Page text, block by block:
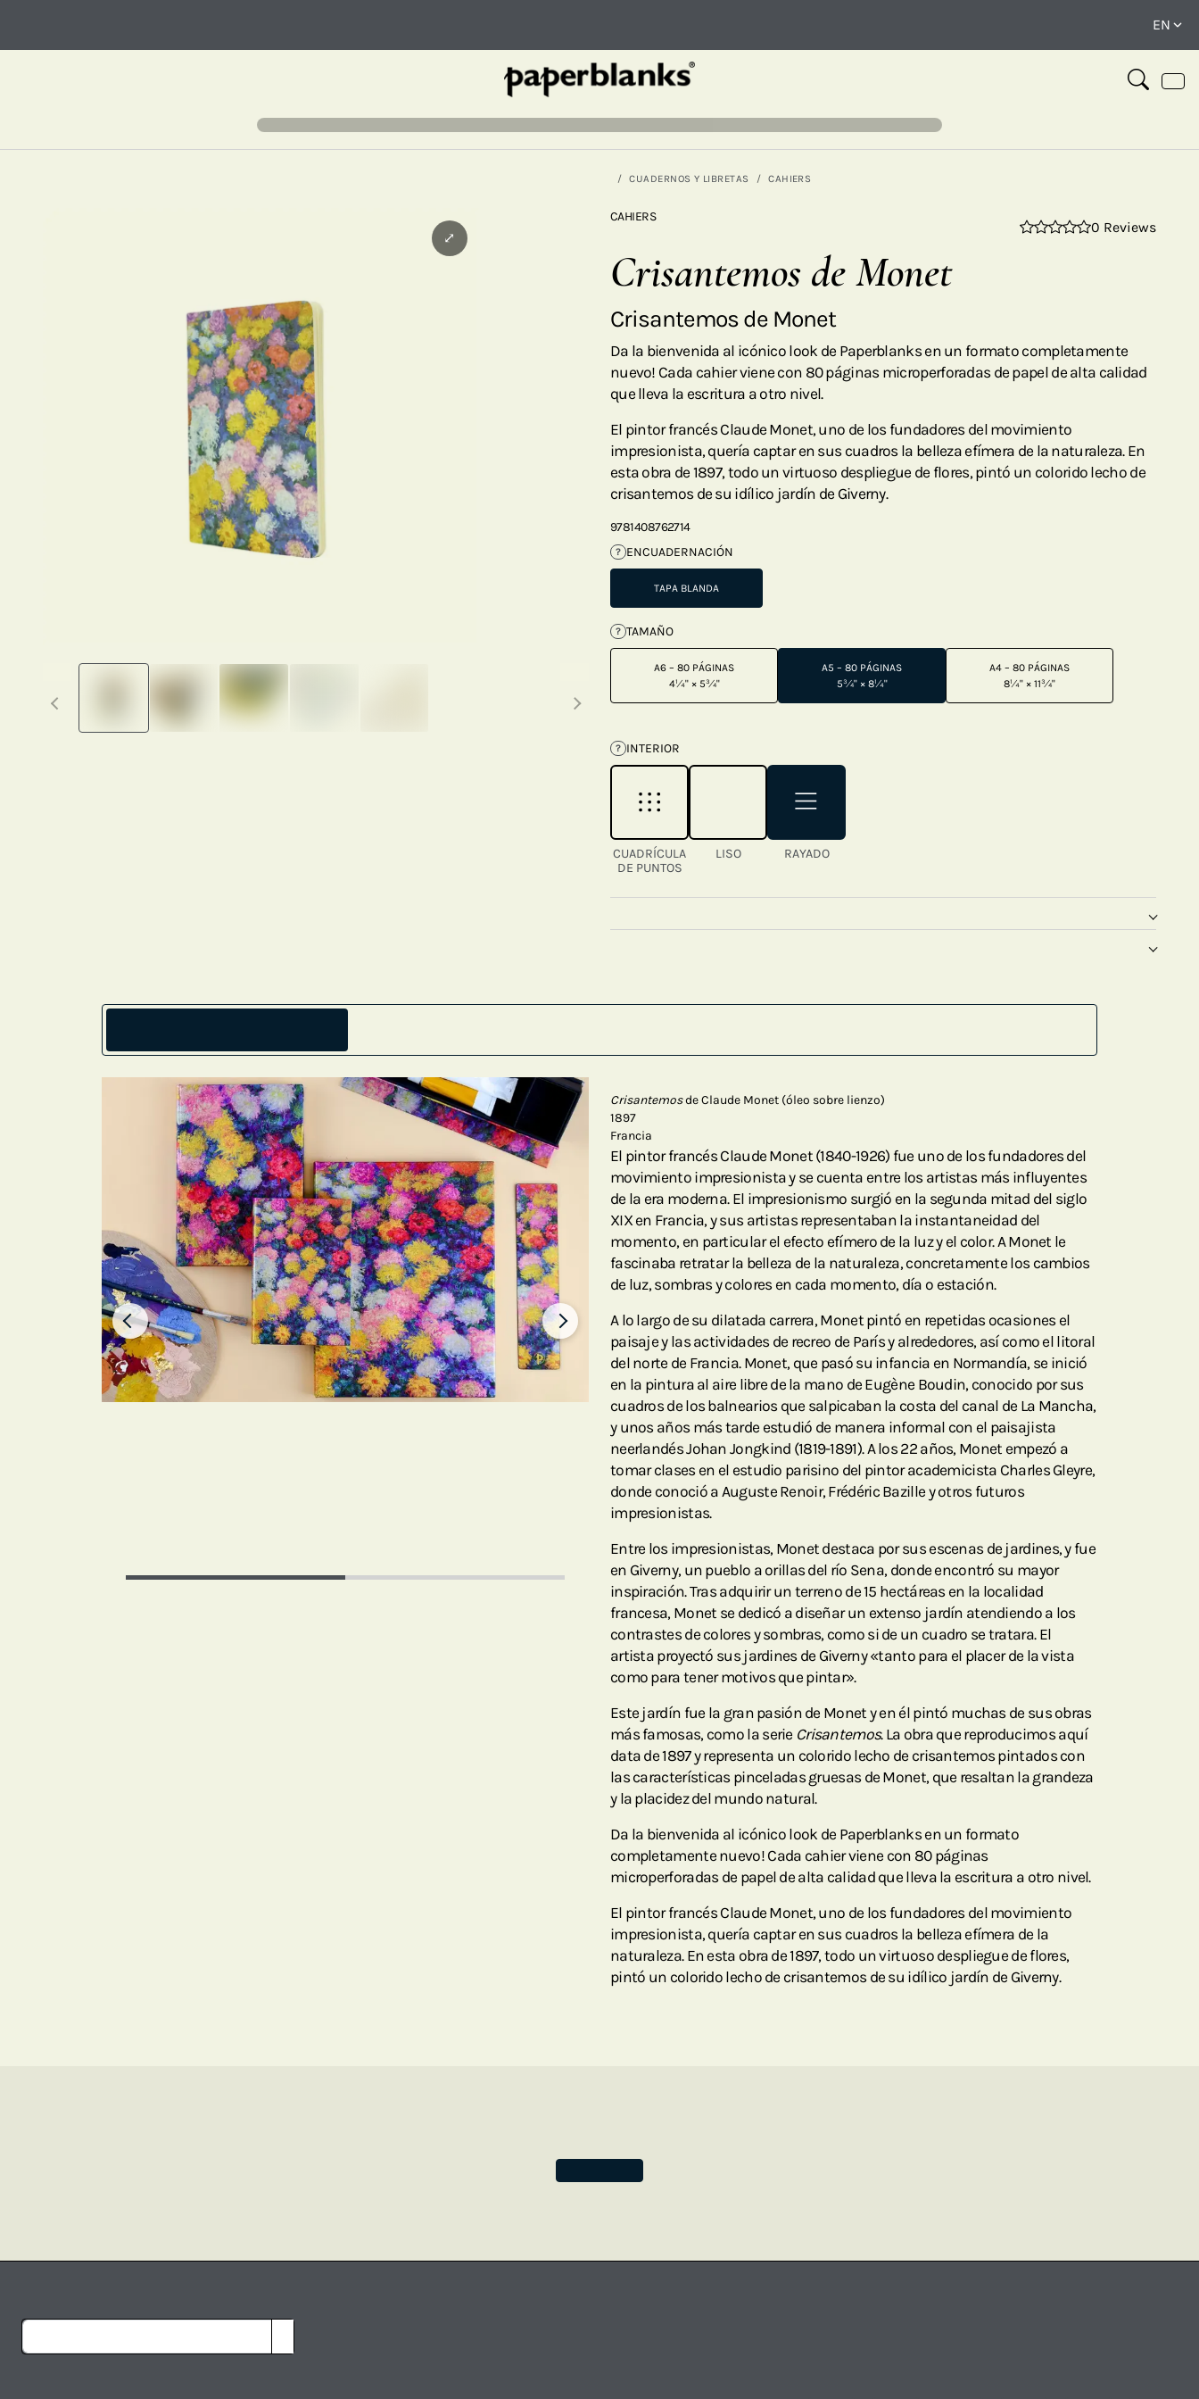
CUADERNOS Y LIBRETAS CAHIERS
Previous thumbnails Next thumbnails
⤢
CAHIERS
0 Reviews
Crisantemos de Monet
Crisantemos de Monet
Da la bienvenida al icónico look de Paperblanks en un formato completamente
nuevo! Cada cahier viene con 80 páginas microperforadas de papel de alta calidad
que lleva la escritura a otro nivel.
El pintor francés Claude Monet, uno de los fundadores del movimiento
impresionista, quería captar en sus cuadros la belleza efímera de la naturaleza. En
esta obra de 1897, todo un virtuoso despliegue de flores, pintó un colorido lecho de
crisantemos de su idílico jardín de Giverny.
9781408762714
? ENCUADERNACIÓN
TAPA BLANDA
? TAMAÑO
A6 – 80 PÁGINAS
4¼" × 5¾"
A5 – 80 PÁGINAS
5¾" × 8¼"
A4 – 80 PÁGINAS
8¼" × 11¾"
? INTERIOR
CUADRÍCULA
DE PUNTOS
LISO RAYADO
Crisantemosde Claude Monet (óleo sobre lienzo)
1897
Francia
El pintor francés Claude Monet (1840-1926) fue uno de los fundadores del
movimiento impresionista y se cuenta entre los artistas más influyentes
de la era moderna. El impresionismo surgió en la segunda mitad del siglo
XIX en Francia, y sus artistas representaban la instantaneidad del
momento, en particular el efecto efímero de la luz y el color. A Monet le
fascinaba retratar la belleza de la naturaleza, concretamente los cambios
de luz, sombras y colores en cada momento, día o estación.
A lo largo de su dilatada carrera, Monet pintó en repetidas ocasiones el
paisaje y las actividades de recreo de París y alrededores, así como el litoral
del norte de Francia. Monet, que pasó su infancia en Normandía, se inició
en la pintura al aire libre de la mano de Eugène Boudin, conocido por sus
cuadros de los balnearios que salpicaban la costa del canal de La Mancha,
y unos años más tarde estudió de manera informal con el paisajista
neerlandés Johan Jongkind (1819-1891). A los 22 años, Monet empezó a
tomar clases en el estudio parisino del pintor academicista Charles Gleyre,
donde conoció a Auguste Renoir, Frédéric Bazille y otros futuros
impresionistas.
Entre los impresionistas, Monet destaca por sus escenas de jardines, y fue
en Giverny, un pueblo a orillas del río Sena, donde encontró su mayor
inspiración. Tras adquirir un terreno de 15 hectáreas en la localidad
francesa, Monet se dedicó a diseñar un extenso jardín atendiendo a los
contrastes de colores y sombras, como si de un cuadro se tratara. El
artista proyectó sus jardines de Giverny «tanto para el placer de la vista
como para tener motivos que pintar».
Este jardín fue la gran pasión de Monet y en él pintó muchas de sus obras
más famosas, como la serie Crisantemos. La obra que reproducimos aquí
data de 1897 y representa un colorido lecho de crisantemos pintados con
las características pinceladas gruesas de Monet, que resaltan la grandeza
y la placidez del mundo natural.
Da la bienvenida al icónico look de Paperblanks en un formato
completamente nuevo! Cada cahier viene con 80 páginas
microperforadas de papel de alta calidad que lleva la escritura a otro nivel.
El pintor francés Claude Monet, uno de los fundadores del movimiento
impresionista, quería captar en sus cuadros la belleza efímera de la
naturaleza. En esta obra de 1897, todo un virtuoso despliegue de flores,
pintó un colorido lecho de crisantemos de su idílico jardín de Giverny.